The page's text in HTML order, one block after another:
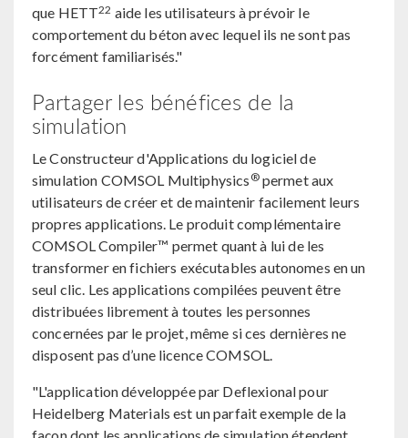
que HETT22 aide les utilisateurs à prévoir le
comportement du béton avec lequel ils ne sont pas
forcément familiarisés."
Partager les bénéfices de la
simulation
Le Constructeur d'Applications du logiciel de
simulation COMSOL Multiphysics ®permet aux
utilisateurs de créer et de maintenir facilement leurs
propres applications. Le produit complémentaire
COMSOL Compiler™ permet quant à lui de les
transformer en fichiers exécutables autonomes en un
seul clic. Les applications compilées peuvent être
distribuées librement à toutes les personnes
concernées par le projet, même si ces dernières ne
disposent pas d’une licence COMSOL.
"L'application développée par Deflexional pour
Heidelberg Materials est un parfait exemple de la
façon dont les applications de simulation étendent